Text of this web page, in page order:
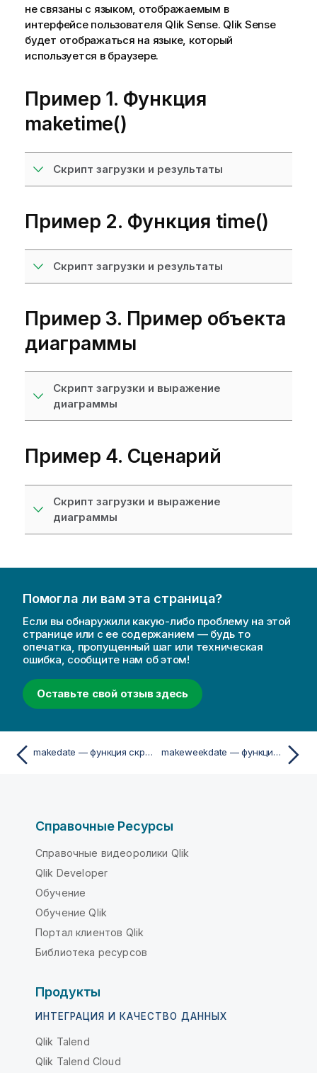
не связаны с языком, отображаемым в
интерфейсе пользователя Qlik Sense. Qlik Sense
будет отображаться на языке, который
используется в браузере.
Пример 1. Функция
maketime()
Скрипт загрузки и результаты
Пример 2. Функция time()
Скрипт загрузки и результаты
Пример 3. Пример объекта
диаграммы
Скрипт загрузки и выражение
диаграммы
Пример 4. Сценарий
Скрипт загрузки и выражение
диаграммы
Помогла ли вам эта страница?
Если вы обнаружили какую-либо проблему на этой
странице или с ее содержанием — будь то
опечатка, пропущенный шаг или техническая
ошибка, сообщите нам об этом!
Оставьте свой отзыв здесь
makedate — функция скриптa и диаграммы makeweekdate — функция скриптa и диаграммы
Справочные Ресурсы
Справочные видеоролики Qlik
Qlik Developer
Обучение
Обучение Qlik
Портал клиентов Qlik
Библиотека ресурсов
Продукты
ИНТЕГРАЦИЯ И КАЧЕСТВО ДАННЫХ
Qlik Talend
Qlik Talend Cloud